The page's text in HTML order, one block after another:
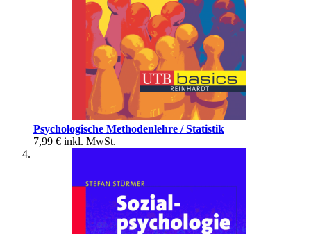
Psychologische Methodenlehre / Statistik
7,99 € inkl. MwSt.